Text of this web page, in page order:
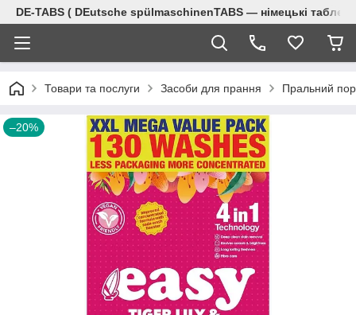
DE-TABS ( DEutsche spülmaschinenTABS ― німецькі
Товари та послуги Засоби для прання Пральний
–20%